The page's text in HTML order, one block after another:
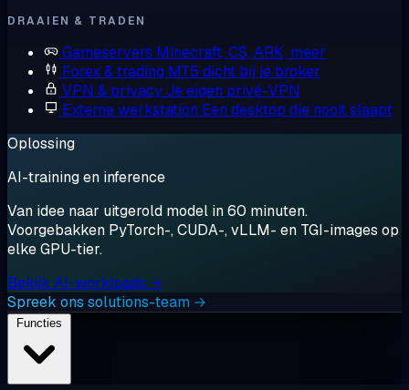
DRAAIEN & TRADEN
Gameservers Minecraft, CS, ARK, meer
Forex & trading MT5 dicht bij je broker
VPN & privacyJe eigen privé-VPN
Externe werkstation Een desktop die nooit slaapt
Oplossing
AI-training en inference
Van idee naar uitgerold model in 60 minuten.
Voorgebakken PyTorch-, CUDA-, vLLM- en TGI-images op
elke GPU-tier.
Bekijk AI-workloads →
Spreek ons solutions-team →